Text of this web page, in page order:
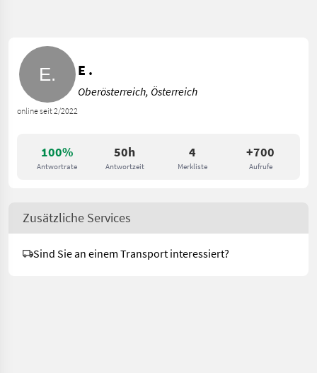
100%
Antwortrate
50h
Antwortzeit
4
Merkliste
+700
Aufrufe
online seit 2/2022
E .
Oberösterreich, Österreich
Zusätzliche Services
Sind Sie an einem Transport interessiert?